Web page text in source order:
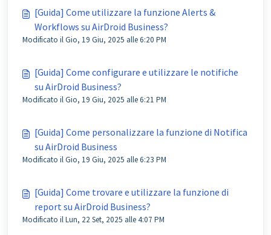
[Guida] Come utilizzare la funzione Alerts &
Workflows su AirDroid Business?
Modificato il Gio, 19 Giu, 2025 alle 6:20 PM
[Guida] Come configurare e utilizzare le notifiche
su AirDroid Business?
Modificato il Gio, 19 Giu, 2025 alle 6:21 PM
[Guida] Come personalizzare la funzione di Notifica
su AirDroid Business
Modificato il Gio, 19 Giu, 2025 alle 6:23 PM
[Guida] Come trovare e utilizzare la funzione di
report su AirDroid Business?
Modificato il Lun, 22 Set, 2025 alle 4:07 PM